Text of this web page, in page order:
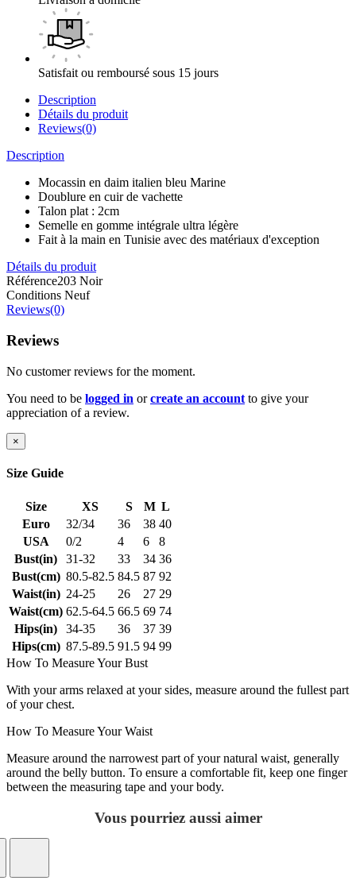
Satisfait ou remboursé sous 15 jours
Description
Détails du produit
Reviews(0)
Description
Mocassin en daim italien bleu Marine
Doublure en cuir de vachette
Talon plat : 2cm
Semelle en gomme intégrale ultra légère
Fait à la main en Tunisie avec des matériaux d'exception
Détails du produit
Référence203 Noir
Conditions Neuf
Reviews(0)
Reviews
No customer reviews for the moment.
You need to be logged in orcreate an account to give your
appreciation of a review.
×
Size Guide
Size XS S M L
Euro
32/34 36 38 40
USA
0/2 4 6
8
Bust(in)
31-32 33 34 36
Bust(cm) 80.5-82.5 84.5 87 92
Waist(in) 24-25 26 27 29
Waist(cm) 62.5-64.5 66.5 69 74
Hips(in)
34-35 36 37 39
Hips(cm) 87.5-89.5 91.5 94 99
How To Measure Your Bust
With your arms relaxed at your sides, measure around the fullest part
of your chest.
How To Measure Your Waist
Measure around the narrowest part of your natural waist, generally
around the belly button. To ensure a comfortable fit, keep one finger
between the measuring tape and your body.
Vous pourriez aussi aimer